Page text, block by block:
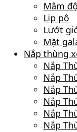
Mâm
Lip pô
Lướt
Mặt
Nắp thùng
Nắp
Nắp
Nắp
Nắp
Nắp
Nắp